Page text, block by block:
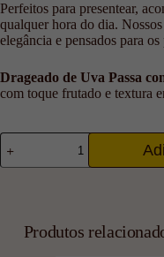
Perfeitos para presentear,
qualquer hora do dia.
elegância e pensados para
Drageado de Uva Passa
com toque frutado e textura
Produtos